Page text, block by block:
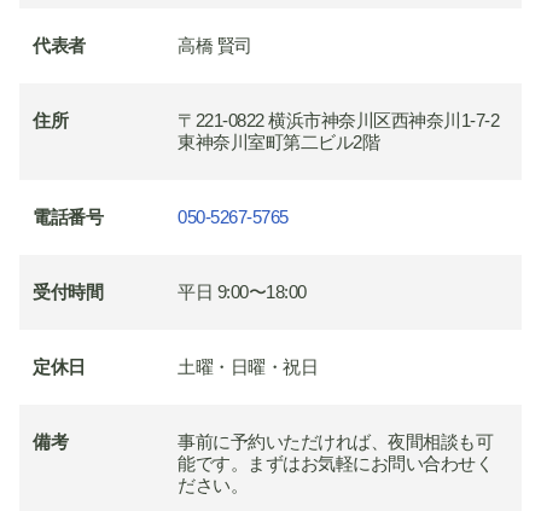
代表者 高橋 賢司
住所
〒221-0822 横浜市神奈川区西神奈川1-7-2
東神奈川室町第二ビル2階
電話番号 050-5267-5765
受付時間 平日 9:00〜18:00
定休日 土曜・日曜・祝日
備考
事前に予約いただければ、夜間相談も可
能です。まずはお気軽にお問い合わせく
ださい。